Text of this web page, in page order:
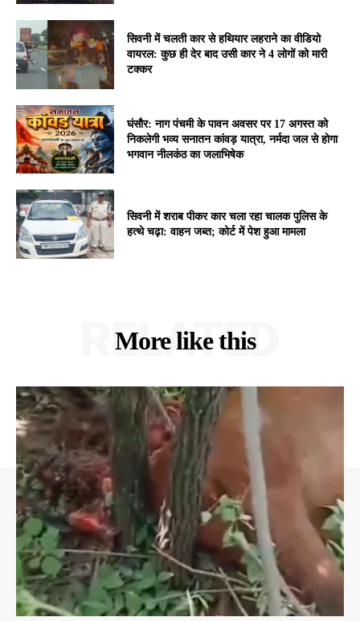
सिवनी में चलती कार से हथियार लहराने का वीडियो
वायरल: कुछ ही देर बाद उसी कार ने 4 लोगों को मारी
टक्कर
घंसौर: नाग पंचमी के पावन अवसर पर 17 अगस्त को
निकलेगी भव्य सनातन कांवड़ यात्रा, नर्मदा जल से होगा
भगवान नीलकंठ का जलाभिषेक
सिवनी में शराब पीकर कार चला रहा चालक पुलिस के
हत्थे चढ़ा: वाहन जब्त; कोर्ट में पेश हुआ मामला
More like this
RELATED